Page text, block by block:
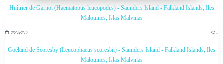
Huîtrier de Garnot (Haematopus leucopodus) - Saunders Island - Falkland Islands, Iles
Malouines, Islas Malvinas
28/05/2013 …
Goéland de Scoresby (Leucophaeus scoresbii) - Saunders Island - Falkland Islands, Iles
Malouines, Islas Malvinas